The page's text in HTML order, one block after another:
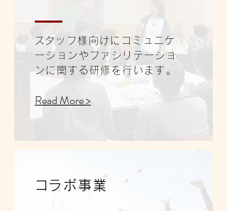
​スタッフ様向けにコミュニケ
ーションやファシリテーショ
ンに関する研修を行います。
Read More >
​コラボ事業